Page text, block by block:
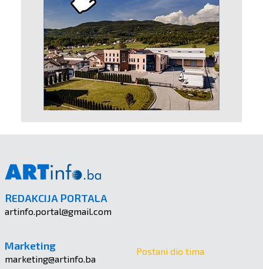
REDAKCIJA PORTALA
artinfo.portal@gmail.com
Marketing
marketing@artinfo.ba
Postani dio tima